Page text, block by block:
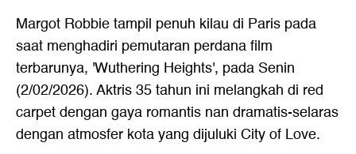
Margot Robbie tampil penuh kilau di Paris pada
saat menghadiri pemutaran perdana film
terbarunya, 'Wuthering Heights', pada Senin
(2/02/2026). Aktris 35 tahun ini melangkah di red
carpet dengan gaya romantis nan dramatis-selaras
dengan atmosfer kota yang dijuluki City of Love.